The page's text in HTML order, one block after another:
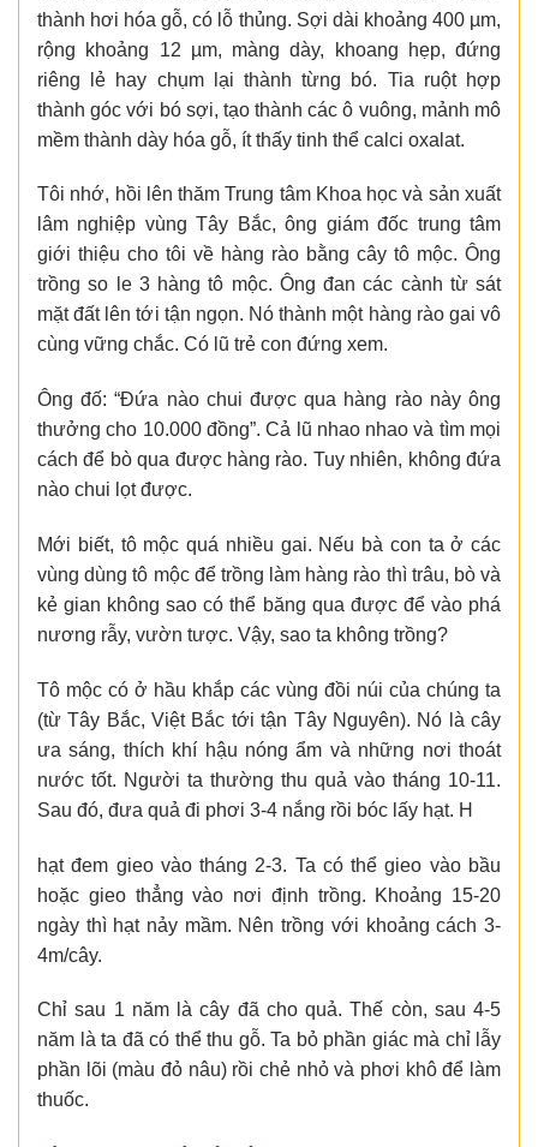
thành hơi hóa gỗ, có lỗ thủng. Sợi dài khoảng 400 µm,
rộng khoảng 12 µm, màng dày, khoang hẹp, đứng
riêng lẻ hay chụm lại thành từng bó. Tia ruột hợp
thành góc với bó sợi, tạo thành các ô vuông, mảnh mô
mềm thành dày hóa gỗ, ít thấy tinh thể calci oxalat.
Tôi nhớ, hồi lên thăm Trung tâm Khoa học và sản xuất
lâm nghiệp vùng Tây Bắc, ông giám đốc trung tâm
giới thiệu cho tôi về hàng rào bằng cây tô mộc. Ông
trồng so le 3 hàng tô mộc. Ông đan các cành từ sát
mặt đất lên tới tận ngọn. Nó thành một hàng rào gai vô
cùng vững chắc. Có lũ trẻ con đứng xem.
Ông đố: “Đứa nào chui được qua hàng rào này ông
thưởng cho 10.000 đồng”. Cả lũ nhao nhao và tìm mọi
cách để bò qua được hàng rào. Tuy nhiên, không đứa
nào chui lọt được.
Mới biết, tô mộc quá nhiều gai. Nếu bà con ta ở các
vùng dùng tô mộc để trồng làm hàng rào thì trâu, bò và
kẻ gian không sao có thể băng qua được để vào phá
nương rẫy, vườn tược. Vậy, sao ta không trồng?
Tô mộc có ở hầu khắp các vùng đồi núi của chúng ta
(từ Tây Bắc, Việt Bắc tới tận Tây Nguyên). Nó là cây
ưa sáng, thích khí hậu nóng ẩm và những nơi thoát
nước tốt. Người ta thường thu quả vào tháng 10-11.
Sau đó, đưa quả đi phơi 3-4 nắng rồi bóc lấy hạt. H
hạt đem gieo vào tháng 2-3. Ta có thể gieo vào bầu
hoặc gieo thẳng vào nơi định trồng. Khoảng 15-20
ngày thì hạt nảy mầm. Nên trồng với khoảng cách 3-
4m/cây.
Chỉ sau 1 năm là cây đã cho quả. Thế còn, sau 4-5
năm là ta đã có thể thu gỗ. Ta bỏ phần giác mà chỉ lẫy
phần lõi (màu đỏ nâu) rồi chẻ nhỏ và phơi khô để làm
thuốc.